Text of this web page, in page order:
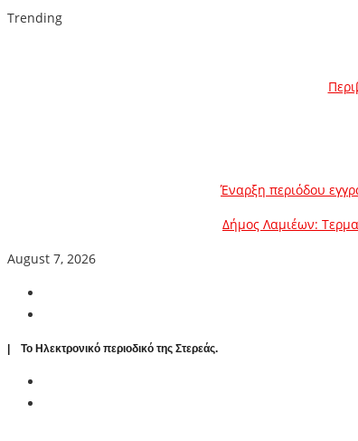
Trending
Έναρξη περιόδου
Δήμος Λαμιέων:
August 7, 2026
| To Ηλεκτρονικό περιοδικό της Στερεάς.